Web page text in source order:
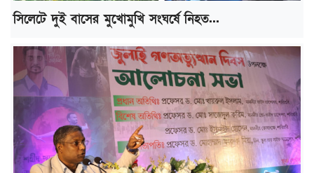
সিলেটে দুই বাসের মুখোমুখি সংঘর্ষে নিহত...